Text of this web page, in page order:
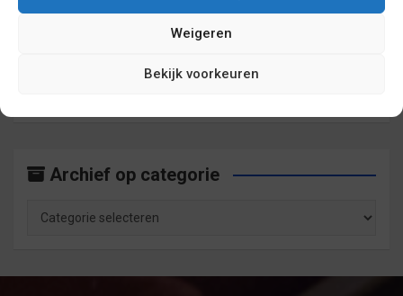
Weigeren
Bekijk voorkeuren
Archief op categorie
categorie